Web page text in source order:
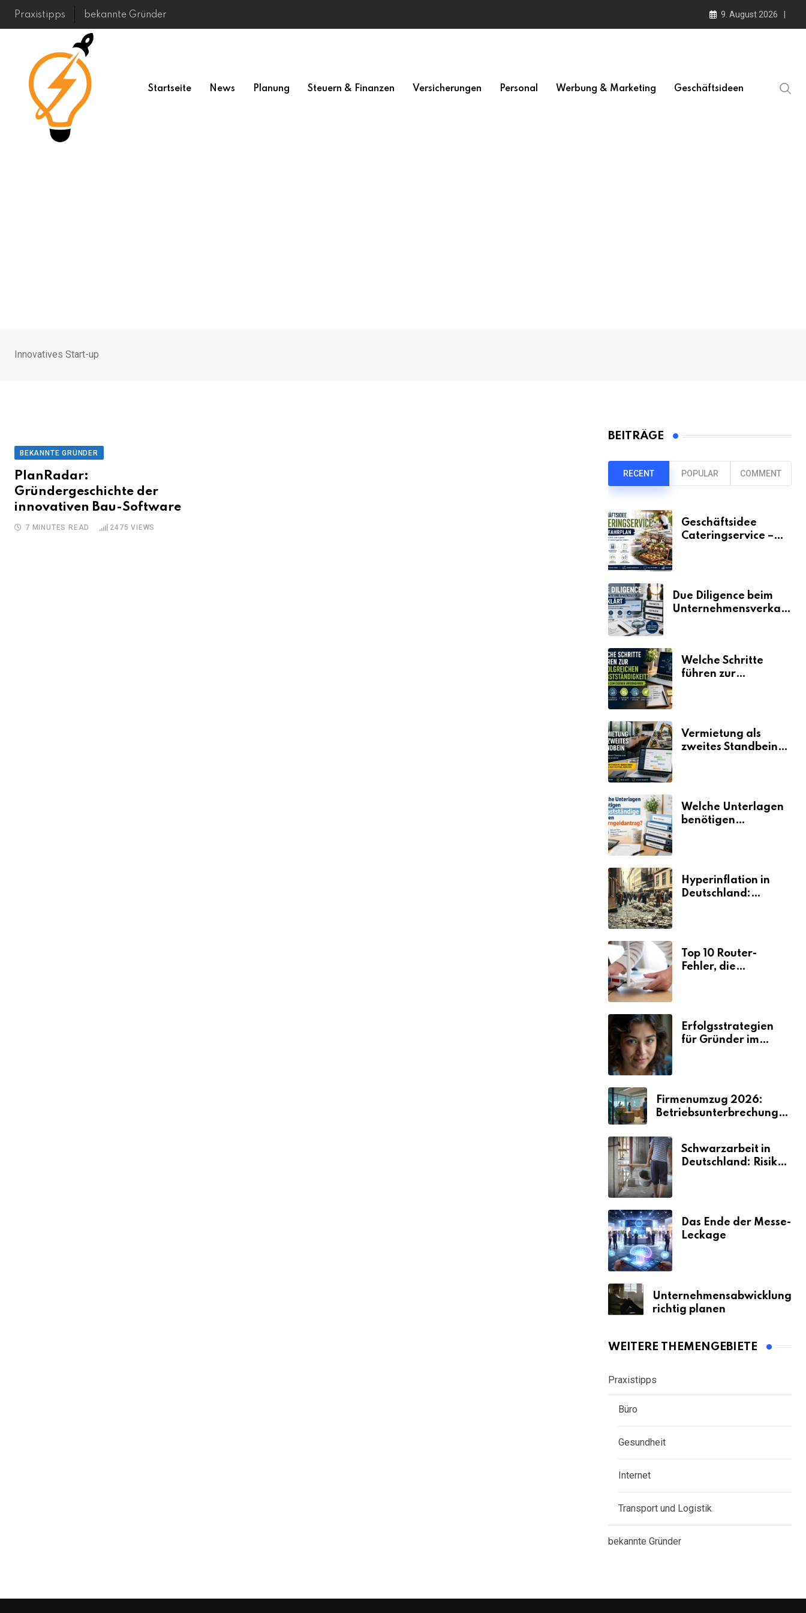
Skip
Praxistipps bekannte Gründer 9. August 2026
Startseite News Planung Steuern & Finanzen Versicherungen Personal Werbung & Marketing Geschäftsideen
Innovatives Start-up
BEKANNTE GRÜNDER
PlanRadar:
Gründergeschichte der
innovativen Bau-Software
7 MINUTES READ 2475 VIEWS
BEITRÄGE
RECENT POPULAR COMMENT
Geschäftsidee
Cateringservice –
Due Diligence beim
Unternehmensverkauf
Welche Schritte
führen zur
Vermietung als
zweites Standbein:
Umsätze machen
Welche Unterlagen
benötigen
Hyperinflation in
Deutschland:
Top 10 Router-
Fehler, die
Erfolgsstrategien
für Gründer im
Firmenumzug 2026:
Betriebsunterbrechungen
Schwarzarbeit in
Deutschland: Risiken
Das Ende der Messe-
Leckage
Unternehmensabwicklung
richtig planen
WEITERE THEMENGEBIETE
Praxistipps
Büro
Gesundheit
Internet
Transport und Logistik
bekannte Gründer